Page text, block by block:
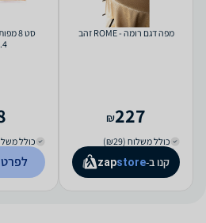
מפה דגם רומה - ROME זהב
227
₪
כולל משלוח (₪29)
קנו ב- zapstore
סט 8
כולל משלוח